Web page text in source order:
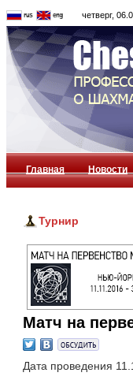
четверг,
Главная Новости
Турнир
Матч на
Дата проведения